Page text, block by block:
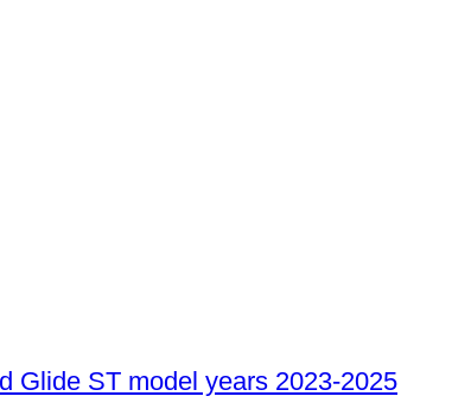
Glide ST model years 2023-2025